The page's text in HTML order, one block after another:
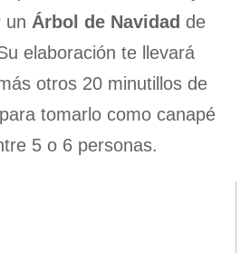
un Árbol de Navidad de
elaboración te llevará
otros 20 minutillos de
tomarlo como canapé
5 o 6 personas.